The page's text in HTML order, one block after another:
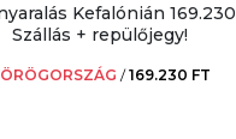
Kefalónián
Szállás + repülőjegy!
/169.230 FT